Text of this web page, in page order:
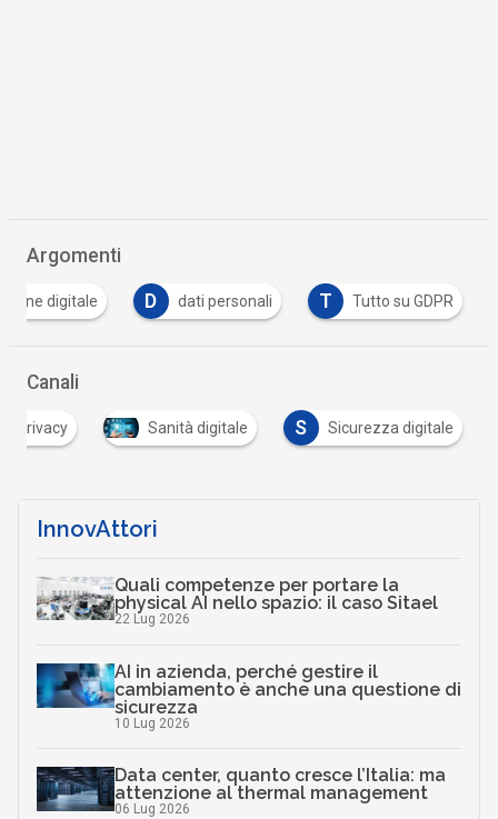
Argomenti
digitale D dati personali T Tutto su GDPR
Canali
Privacy Sanità digitale S Sicurezza digitale
InnovAttori
Quali competenze per portare la
physical AI nello spazio: il caso Sitael
22 Lug 2026
AI in azienda, perché gestire il
cambiamento è anche una questione di
sicurezza
10 Lug 2026
Data center, quanto cresce l’Italia: ma
attenzione al thermal management
06 Lug 2026